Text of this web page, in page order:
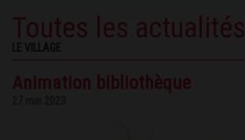
Toutes les actualités
LE VILLAGE
Animation bibliothèque